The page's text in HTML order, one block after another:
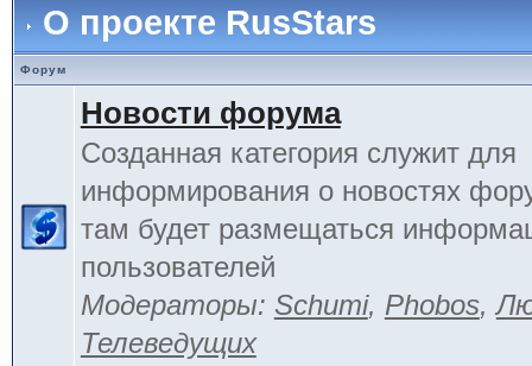
О проекте RusStars
Форум
Новости форума
Созданная категория служит для
информирования о новостях
там будет размещаться
пользователей
Модераторы: Schumi, Phobos,
Телеведущих